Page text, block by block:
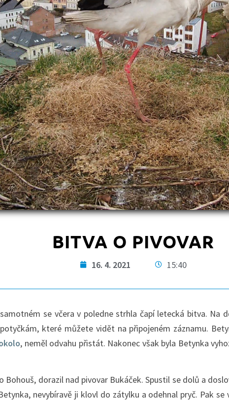
BITVA O PIVOVAR
16. 4. 2021 15:40
se včera v poledne strhla čapí letecká bitva. Na
které můžete vidět na připojeném záznamu.
, neměl odvahu přistát. Nakonec však byla Betynka
Bohouš, dorazil nad pivovar Bukáček. Spustil se dolů a
nevybíravě ji klovl do zátylku a odehnal pryč. Pak